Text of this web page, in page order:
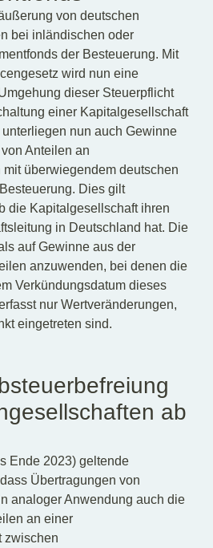
von deutschen
bei inländischen oder
der Besteuerung. Mit
wird nun eine
dieser Steuerpflicht
einer Kapitalgesellschaft
nun auch Gewinne
Anteilen an
überwiegendem deutschen
Dies gilt
die Kapitalgesellschaft ihren
in Deutschland hat. Die
auf Gewinne aus der
anzuwenden, bei denen die
Verkündungsdatum dieses
nur Wertveränderungen,
eingetreten sind.
ab
Ende 2023) geltende
Übertragungen von
analoger Anwendung auch die
an einer
zwischen